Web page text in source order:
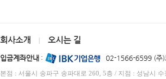
회사소개 오시는 길
입금계좌안내 : 02-1566-6599 (주)
본점 : 서울시 송파구 송파대로 260, 5층 / 지점 : 성남시